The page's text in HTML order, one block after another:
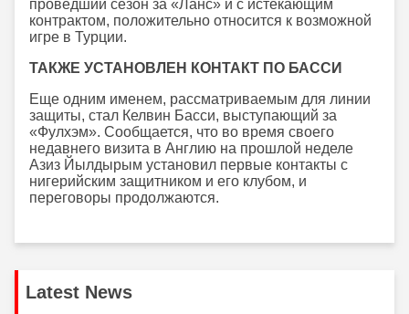
проведший сезон за «Ланс» и с истекающим
контрактом, положительно относится к возможной
игре в Турции.
ТАКЖЕ УСТАНОВЛЕН КОНТАКТ ПО БАССИ
Еще одним именем, рассматриваемым для линии
защиты, стал Келвин Басси, выступающий за
«Фулхэм». Сообщается, что во время своего
недавнего визита в Англию на прошлой неделе
Азиз Йылдырым установил первые контакты с
нигерийским защитником и его клубом, и
переговоры продолжаются.
Latest News